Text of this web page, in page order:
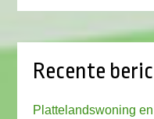
Recente
Plattelandswoning